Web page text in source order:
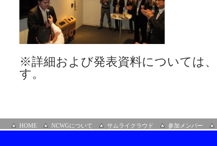
※詳細および発表資料については
す。
HOME NCWGについて サムライクラウド 参加メンバー